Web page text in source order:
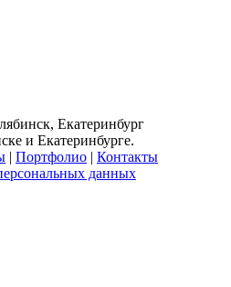
Екатеринбург
и Екатеринбурге.
| Портфолио | Контакты
данных